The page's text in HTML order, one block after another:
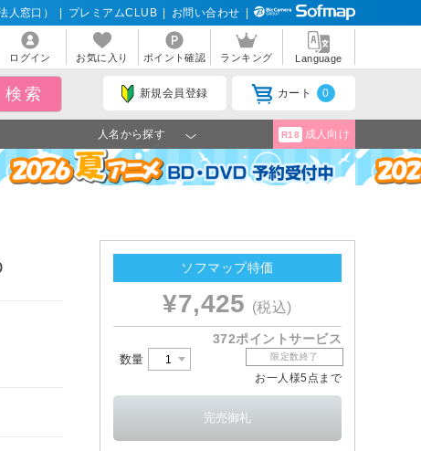
人窓口） プレミアムCLUB お問い合わせ
ログイン お気に入り ポイント確認 ランキング Language
新規会員登録 カート 0
人名から探す R18 成人向け
ソフマップ特価
¥7,425 (税込)
372ポイントサービス
数量 限定数終了
お一人様5点まで